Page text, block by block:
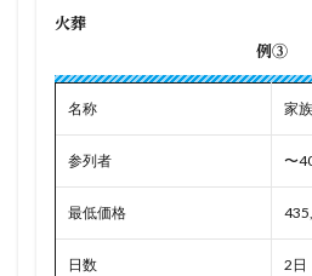
火葬
例③
名称 家
参列者 〜
最低価格
日数 2日